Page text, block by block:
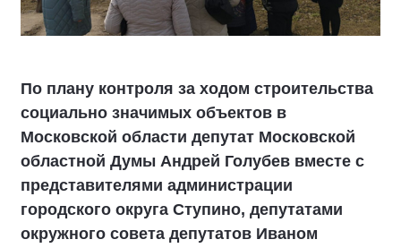
По плану контроля за ходом строительства
социально значимых объектов в
Московской области депутат Московской
областной Думы Андрей Голубев вместе с
представителями администрации
городского округа Ступино, депутатами
окружного совета депутатов Иваном